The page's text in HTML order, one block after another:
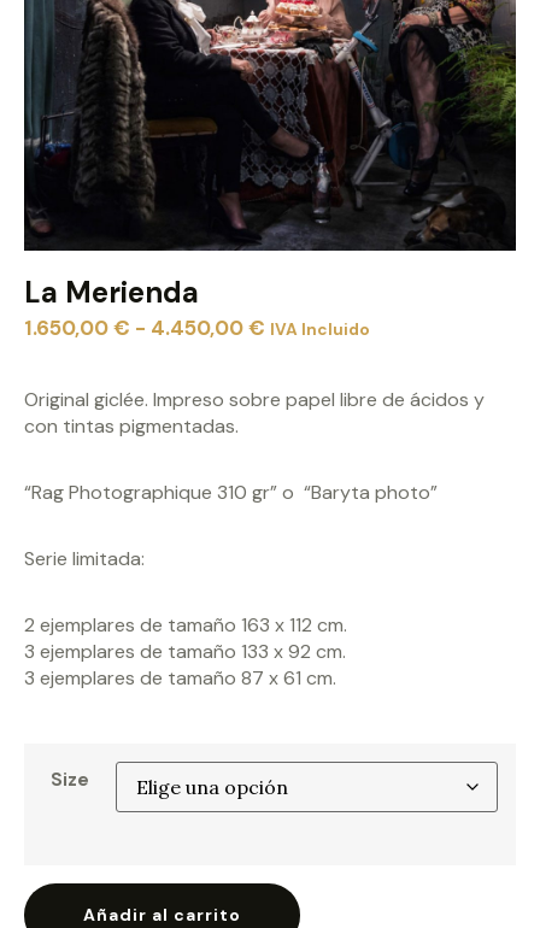
La Merienda
1.650,00€ - 4.450,00€ IVA Incluido
Original giclée. Impreso sobre papel libre de ácidos y
con tintas pigmentadas.
“Rag Photographique 310 gr” o “Baryta photo”
Serie limitada:
2 ejemplares de tamaño 163 x 112 cm.
3 ejemplares de tamaño 133 x 92 cm.
3 ejemplares de tamaño 87 x 61 cm.
Size
Añadir al carrito